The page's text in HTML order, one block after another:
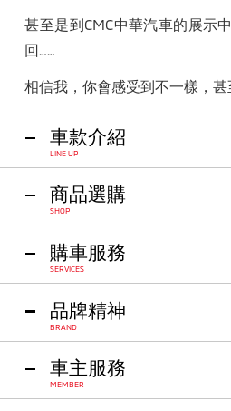
甚至是到CMC中華汽車的展示
回……
相信我，你會感受到不一樣，甚
車款介紹
LINE UP
商品選購
SHOP
購車服務
SERVICES
品牌精神
BRAND
車主服務
MEMBER